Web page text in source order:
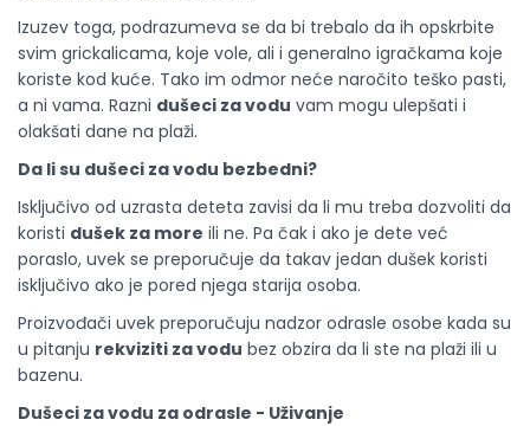
Izuzev toga, podrazumeva se da bi trebalo da ih opskrbite
svim grickalicama, koje vole, ali i generalno igračkama koje
koriste kod kuće. Tako im odmor neće naročito teško pasti,
a ni vama. Razni dušeci za vodu vam mogu ulepšati i
olakšati dane na plaži.
Da li su dušeci za vodu bezbedni?
Isključivo od uzrasta deteta zavisi da li mu treba dozvoliti da
koristi dušek za more ili ne. Pa čak i ako je dete već
poraslo, uvek se preporučuje da takav jedan dušek koristi
isključivo ako je pored njega starija osoba.
Proizvođači uvek preporučuju nadzor odrasle osobe kada su
u pitanju rekviziti za vodu bez obzira da li ste na plaži ili u
bazenu.
Dušeci za vodu za odrasle - Uživanje